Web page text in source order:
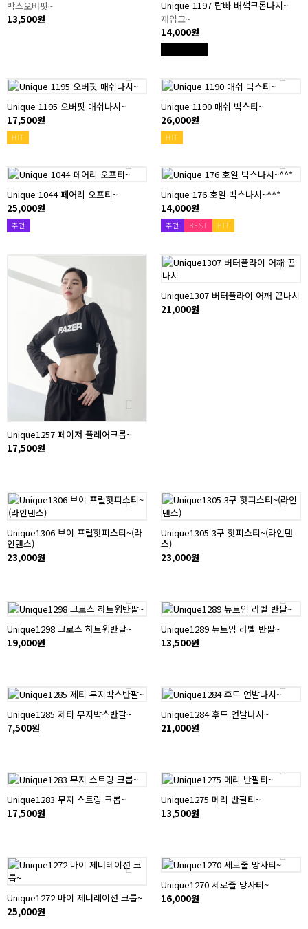
박스오버핏~
13,500원
Unique 1197 랍빠 배색크롭나시~
재입고~
14,000원
Unique 1195 오버핏 매쉬나시~
17,500원
HIT
Unique 1190 매쉬 박스티~
26,000원
HIT
Unique 1044 페어리 오프티~
25,000원
추천
Unique 176 호일 박스나시~^^*
14,000원
추천 BEST HIT
Unique1257 페이저 플레어크롭~
17,500원
Unique1307 버터플라이 어깨 끈나시
21,000원
Unique1306 브이 프릴핫피스티~(라
인댄스)
23,000원
Unique1305 3구 핫피스티~(라인댄
스)
23,000원
Unique1298 크로스 하트윙반팔~
19,000원
Unique1289 뉴트임 라벨 반팔~
13,500원
Unique1285 제티 무지박스반팔~
7,500원
Unique1284 후드 언발나시~
21,000원
Unique1283 무지 스트링 크롭~
17,500원
Unique1275 메리 반팔티~
13,500원
Unique1272 마이 제너레이션 크롭~
25,000원
Unique1270 세로줄 망사티~
16,000원